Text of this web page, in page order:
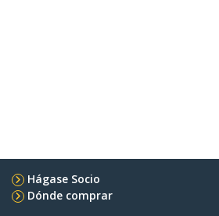
Hágase Socio
Dónde comprar